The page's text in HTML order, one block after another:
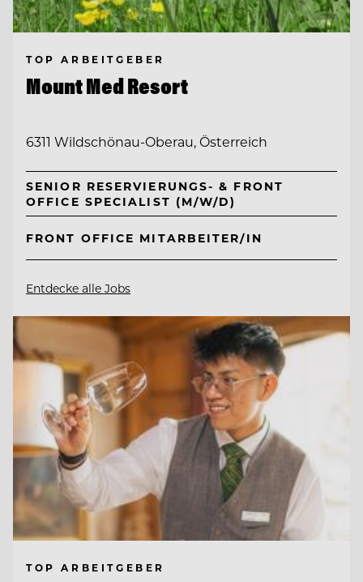
TOP ARBEITGEBER
Mount Med Resort
6311 Wildschönau-Oberau, Österreich
SENIOR RESERVIERUNGS- & FRONT
OFFICE SPECIALIST (M/W/D)
FRONT OFFICE MITARBEITER/IN
Entdecke alle Jobs
TOP ARBEITGEBER